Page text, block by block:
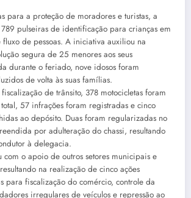
para a proteção de moradores e turistas, a
pulseiras de identificação para crianças em
de pessoas. A iniciativa auxiliou na
segura de 25 menores aos seus
durante o feriado, nove idosos foram
de volta às suas famílias.
de trânsito, 378 motocicletas foram
57 infrações foram registradas e cinco
ao depósito. Duas foram regularizadas no
por adulteração do chassi, resultando
à delegacia.
com o apoio de outros setores municipais e
na realização de cinco ações
para fiscalização do comércio, controle da
irregulares de veículos e repressão ao